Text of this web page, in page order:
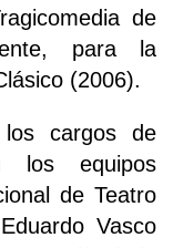
de
para la
(2006).
los cargos de
los equipos
de Teatro
Vasco